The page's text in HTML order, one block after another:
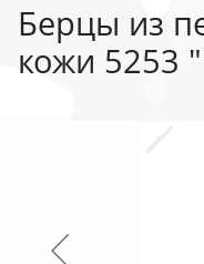
Берцы из
кожи 5253